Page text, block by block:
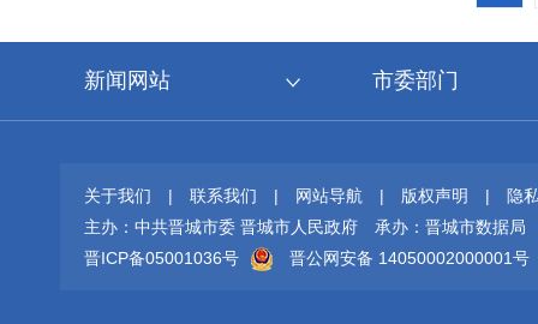
新闻网站 市委部门
关于我们 | 联系我们 | 网站导航 | 版权声明 |
隐
主办：中共晋城市委 晋城市人民政府
承办：晋城市数据局
晋ICP备05001036号
晋公网安备 14050002000001号